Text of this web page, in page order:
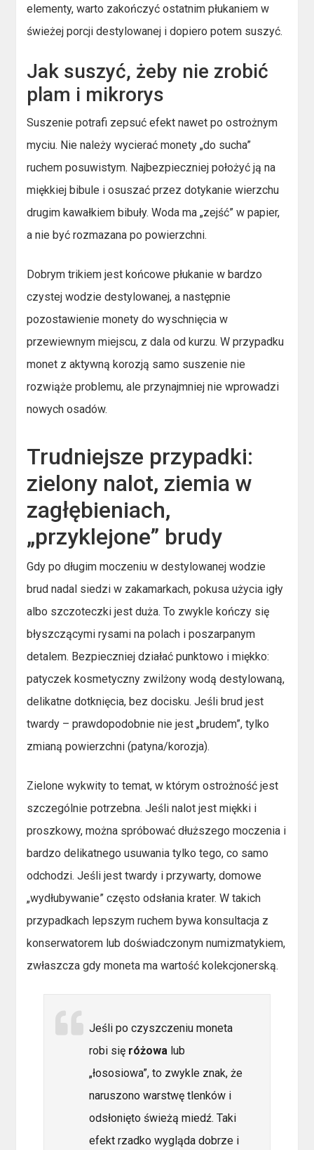
elementy, warto zakończyć ostatnim płukaniem w
świeżej porcji destylowanej i dopiero potem suszyć.
Jak suszyć, żeby nie zrobić
plam i mikrorys
Suszenie potrafi zepsuć efekt nawet po ostrożnym
myciu. Nie należy wycierać monety „do sucha”
ruchem posuwistym. Najbezpieczniej położyć ją na
miękkiej bibule i osuszać przez dotykanie wierzchu
drugim kawałkiem bibuły. Woda ma „zejść” w papier,
a nie być rozmazana po powierzchni.
Dobrym trikiem jest końcowe płukanie w bardzo
czystej wodzie destylowanej, a następnie
pozostawienie monety do wyschnięcia w
przewiewnym miejscu, z dala od kurzu. W przypadku
monet z aktywną korozją samo suszenie nie
rozwiąże problemu, ale przynajmniej nie wprowadzi
nowych osadów.
Trudniejsze przypadki:
zielony nalot, ziemia w
zagłębieniach,
„przyklejone” brudy
Gdy po długim moczeniu w destylowanej wodzie
brud nadal siedzi w zakamarkach, pokusa użycia igły
albo szczoteczki jest duża. To zwykle kończy się
błyszczącymi rysami na polach i poszarpanym
detalem. Bezpieczniej działać punktowo i miękko:
patyczek kosmetyczny zwilżony wodą destylowaną,
delikatne dotknięcia, bez docisku. Jeśli brud jest
twardy – prawdopodobnie nie jest „brudem”, tylko
zmianą powierzchni (patyna/korozja).
Zielone wykwity to temat, w którym ostrożność jest
szczególnie potrzebna. Jeśli nalot jest miękki i
proszkowy, można spróbować dłuższego moczenia i
bardzo delikatnego usuwania tylko tego, co samo
odchodzi. Jeśli jest twardy i przywarty, domowe
„wydłubywanie” często odsłania krater. W takich
przypadkach lepszym ruchem bywa konsultacja z
konserwatorem lub doświadczonym numizmatykiem,
zwłaszcza gdy moneta ma wartość kolekcjonerską.
Jeśli po czyszczeniu moneta
robi się różowa lub
„łososiowa”, to zwykle znak, że
naruszono warstwę tlenków i
odsłonięto świeżą miedź. Taki
efekt rzadko wygląda dobrze i